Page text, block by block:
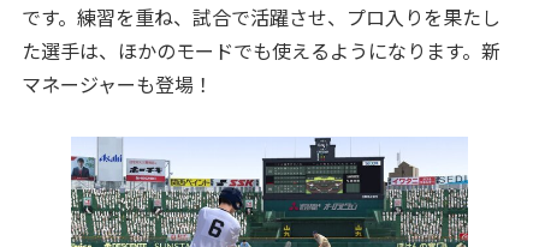
です。練習を重ね、試合で活躍させ、プロ入りを果たし
た選手は、ほかのモードでも使えるようになります。新
マネージャーも登場！